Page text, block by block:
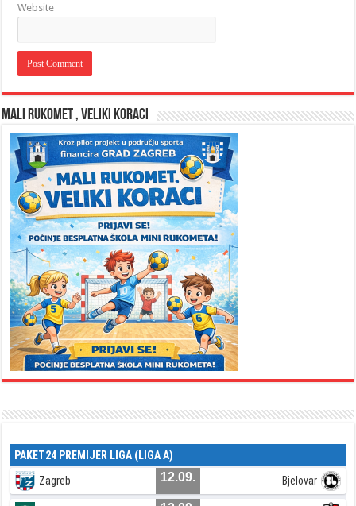
Website
MALI RUKOMET , VELIKI KORACI
PAKET24 PREMIJER LIGA (LIGA A)
Zagreb 12.09. Bjelovar